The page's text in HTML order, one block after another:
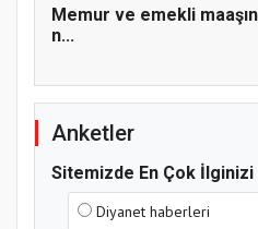
Memur ve emekli
n...
Anketler
Sitemizde En Çok
Diyanet haberleri